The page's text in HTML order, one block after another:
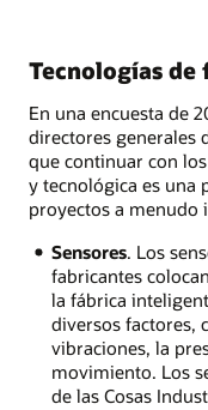
Tecnologías
En una encuesta de
directores generales
que continuar con
y tecnológica es una
proyectos a menudo
Sensores. Los
fabricantes
la fábrica
diversos factores,
vibraciones, la
movimiento. Los
de las Cosas